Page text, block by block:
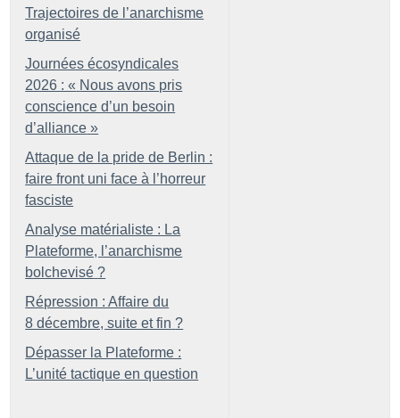
Trajectoires de l’anarchisme
organisé
Journées écosyndicales
2026 : « Nous avons pris
conscience d’un besoin
d’alliance »
Attaque de la pride de Berlin :
faire front uni face à l’horreur
fasciste
Analyse matérialiste : La
Plateforme, l’anarchisme
bolchevisé ?
Répression : Affaire du
8 décembre, suite et fin ?
Dépasser la Plateforme :
L’unité tactique en question